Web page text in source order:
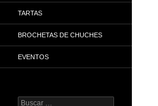
TARTAS
BROCHETAS DE CHUCHES
EVENTOS
Buscar: